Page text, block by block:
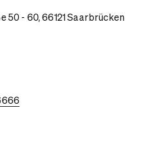
50 - 60, 66121 Saarbrücken